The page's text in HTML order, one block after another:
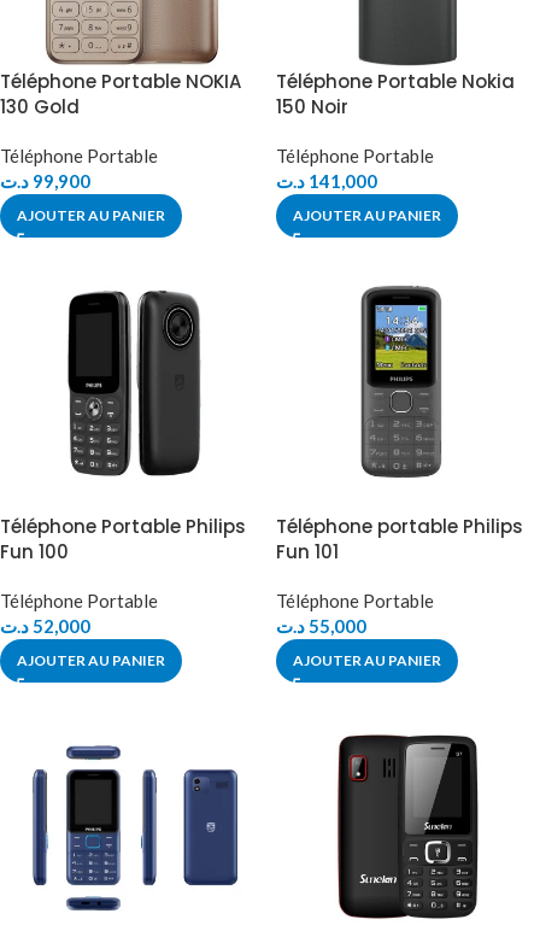
Téléphone Portable NOKIA
130 Gold
Téléphone Portable
99,900 د.ت
AJOUTER AU PANIER
Téléphone Portable Nokia
150 Noir
Téléphone Portable
141,000 د.ت
AJOUTER AU PANIER
Téléphone Portable Philips
Fun 100
Téléphone Portable
52,000د.ت
AJOUTER AU PANIER
Téléphone portable Philips
Fun 101
Téléphone Portable
55,000د.ت
AJOUTER AU PANIER